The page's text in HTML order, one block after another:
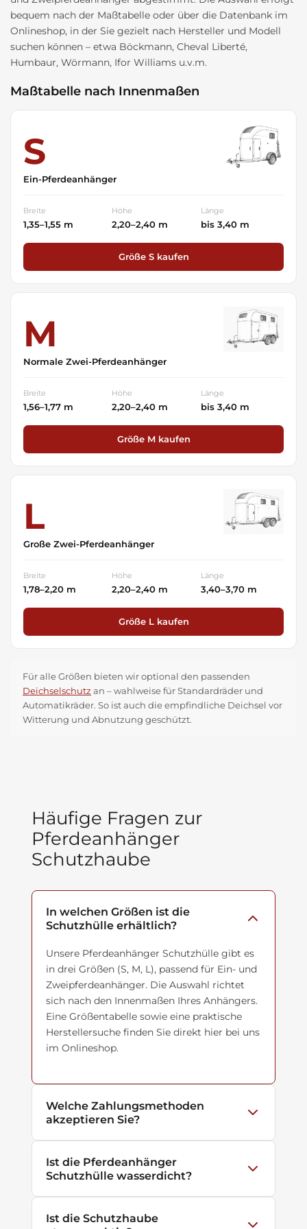
bequem nach der Maßtabelle oder über die Datenbank im
Onlineshop, in der Sie gezielt nach Hersteller und Modell
suchen können – etwa Böckmann, Cheval Liberté,
Humbaur, Wörmann, Ifor Williams u.v.m.
Maßtabelle nach Innenmaßen
S
Ein-Pferdeanhänger
Breite
1,35–1,55 m
Höhe
2,20–2,40 m
Länge
bis 3,40 m
Größe S kaufen
M
Normale Zwei-Pferdeanhänger
Breite
1,56–1,77 m
Höhe
2,20–2,40 m
Länge
bis 3,40 m
Größe M kaufen
L
Große Zwei-Pferdeanhänger
Breite
1,78–2,20 m
Höhe
2,20–2,40 m
Länge
3,40–3,70 m
Größe L kaufen
Für alle Größen bieten wir optional den passenden
Deichselschutz an – wahlweise für Standardräder und
Automatikräder. So ist auch die empfindliche Deichsel vor
Witterung und Abnutzung geschützt.
Häufige Fragen zur
Pferdeanhänger
Schutzhaube
In welchen Größen ist die
Schutzhülle erhältlich?
Unsere Pferdeanhänger Schutzhülle gibt es
in drei Größen (S, M, L), passend für Ein- und
Zweipferdeanhänger. Die Auswahl richtet
sich nach den Innenmaßen Ihres Anhängers.
Eine Größentabelle sowie eine praktische
Herstellersuche finden Sie direkt hier bei uns
im Onlineshop.
Welche Zahlungsmethoden
akzeptieren Sie?
Sofortüberweisung und Rechnung.
Ist die Pferdeanhänger
Schutzhülle wasserdicht?
Plane, wovon eine Schicht aus Polyethylen
Ist die Schutzhaube